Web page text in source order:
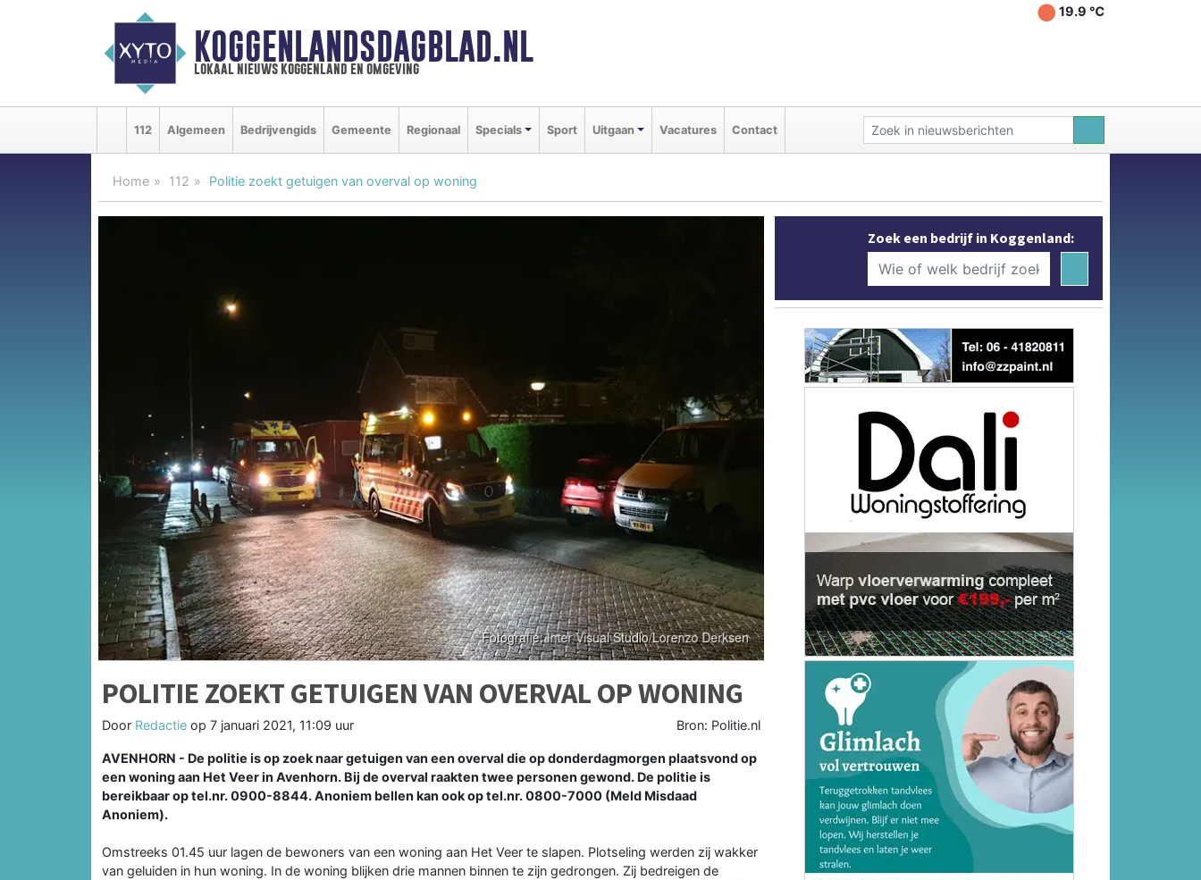
KOGGENLANDSDAGBLAD.NL
lokaal nieuws koggenland en omgeving
19.9 ℃
112 Algemeen Bedrijvengids Gemeente Regionaal Specials Sport Uitgaan Vacatures Contact
Home 112 Politie zoekt getuigen van overval op woning
POLITIE ZOEKT GETUIGEN VAN OVERVAL OP WONING
Door Redactie op 7 januari 2021, 11:09 uur Bron: Politie.nl
AVENHORN - De politie is op zoek naar getuigen van een overval die op donderdagmorgen plaatsvond op
een woning aan Het Veer in Avenhorn. Bij de overval raakten twee personen gewond. De politie is
bereikbaar op tel.nr. 0900-8844. Anoniem bellen kan ook op tel.nr. 0800-7000 (Meld Misdaad
Anoniem).
Omstreeks 01.45 uur lagen de bewoners van een woning aan Het Veer te slapen. Plotseling werden zij wakker
van geluiden in hun woning. In de woning blijken drie mannen binnen te zijn gedrongen. Zij bedreigen de
Zoek een bedrijf in Koggenland: